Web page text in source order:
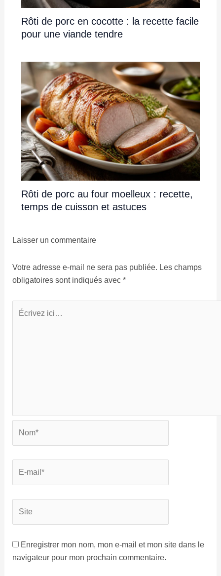
Rôti de porc en cocotte : la recette facile
pour une viande tendre
Rôti de porc au four moelleux : recette,
temps de cuisson et astuces
Laisser un commentaire
Votre adresse e-mail ne sera pas publiée. Les champs
obligatoires sont indiqués avec *
Enregistrer mon nom, mon e-mail et mon site dans le
navigateur pour mon prochain commentaire.